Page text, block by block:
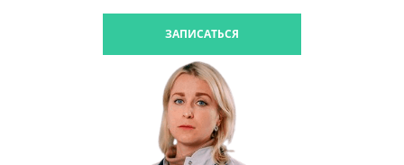
ЗАПИСАТЬСЯ